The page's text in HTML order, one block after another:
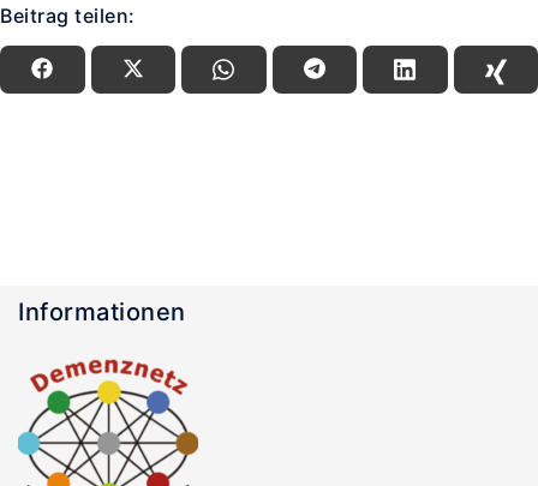
Beitrag teilen:
Informationen